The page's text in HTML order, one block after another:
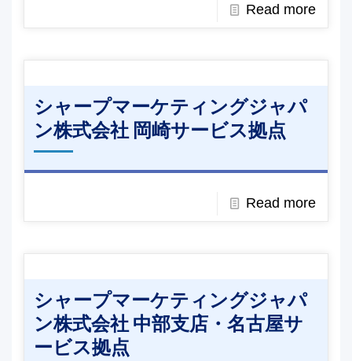
Read more
シャープマーケティングジャパ
ン株式会社 岡崎サービス拠点
Read more
シャープマーケティングジャパ
ン株式会社 中部支店・名古屋サ
ービス拠点